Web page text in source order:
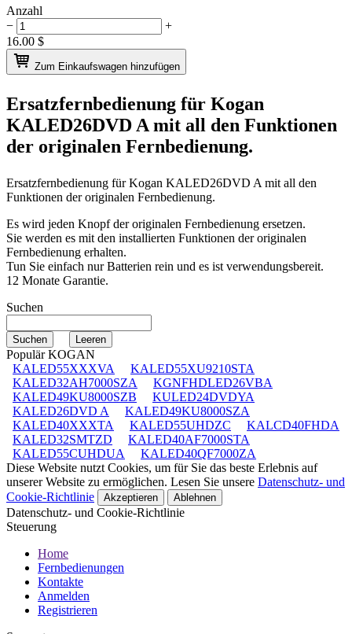
Anzahl
−
+
16.00 $
Zum Einkaufswagen hinzufügen
Ersatzfernbedienung für Kogan
KALED26DVD A mit all den Funktionen
der originalen Fernbedienung.
Ersatzfernbedienung fürKogan KALED26DVD A mit all den
Funktionen der originalen Fernbedienung.
Es wird jeden Knopf der originalen Fernbedienung ersetzen.
Sie werden es mit den installierten Funktionen der originalen
Fernbedienung erhalten.
Tun Sie einfach nur Batterien rein und es ist verwendungsbereit.
12 Monate Garantie.
Suchen
Populär KOGAN
KALED55XXXVA
KALED55XU9210STA
KALED32AH7000SZA
KGNFHDLED26VBA
KALED49KU8000SZB
KULED24DVDYA
KALED26DVD A
KALED49KU8000SZA
KALED40XXXTA
KALED55UHDZC
KALCD40FHDA
KALED32SMTZD
KALED40AF7000STA
KALED55CUHDUA
KALED40QF7000ZA
Diese Website nutzt Cookies, um für Sie das beste Erlebnis auf
unserer Website zu ermöglichen. Lesen Sie unsere Datenschutz- und
Cookie-Richtlinie
Akzeptieren Ablehnen
Datenschutz- und Cookie-Richtlinie
Steuerung
Home
Fernbedienungen
Kontakte
Anmelden
Registrieren